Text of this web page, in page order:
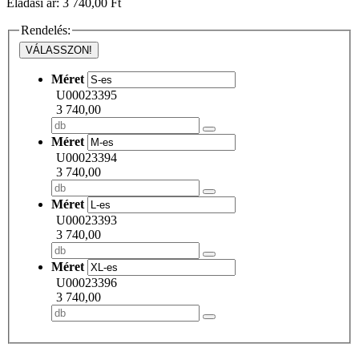
Rendelés:
VÁLASSZON!
Méret
U00023395
3 740,00
Méret
U00023394
3 740,00
Méret
U00023393
3 740,00
Méret
U00023396
3 740,00